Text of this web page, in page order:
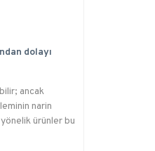
dolayı
ancak
narin
ürünler bu